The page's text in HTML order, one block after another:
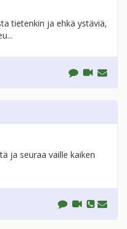
tietenkin ja ehkä ystäviä,
ja seuraa vaille kaiken